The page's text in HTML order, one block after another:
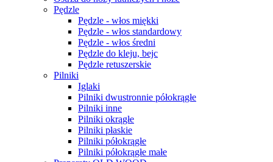
Pędzle
Pędzle - włos miękki
Pędzle - włos standardowy
Pędzle - włos średni
Pędzle do kleju, bejc
Pędzle retuszerskie
Pilniki
Iglaki
Pilniki dwustronnie półokrągłe
Pilniki inne
Pilniki okrągłe
Pilniki płaskie
Pilniki półokrągłe
Pilniki półokrągłe małe